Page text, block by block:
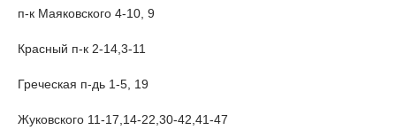
п-к Маяковского 4-10, 9
Красный п-к 2-14,3-11
Греческая п-дь 1-5, 19
Жуковского 11-17,14-22,30-42,41-47